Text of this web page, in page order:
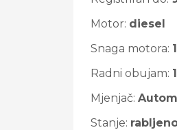
Motor: diesel
Snaga motora:
Radni obujam:
Mjenjač:
Stanje: